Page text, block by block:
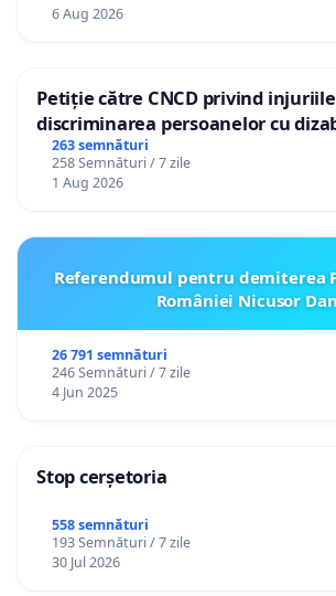
6 Aug 2026
Petiție către CNCD privind
discriminarea persoanelor cu
către utilizatorul TikTok „Gorici”
263 semnături
258 Semnături / 7 zile
1 Aug 2026
Referendumul pentru demiterea
României Nicusor Dan
26 791 semnături
246 Semnături / 7 zile
4 Jun 2025
Stop cerșetoria
558 semnături
193 Semnături / 7 zile
30 Jul 2026